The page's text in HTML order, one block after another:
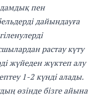
пен
дайындауға
растау күту
жүйеден жүктеп алу
1-2 күнді алады.
өзінде бізге айына